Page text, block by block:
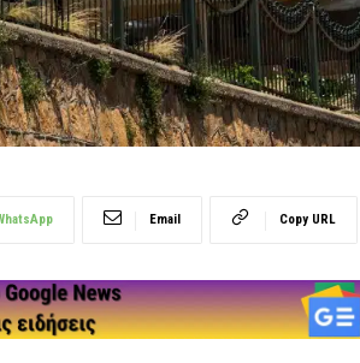
Email Copy URL